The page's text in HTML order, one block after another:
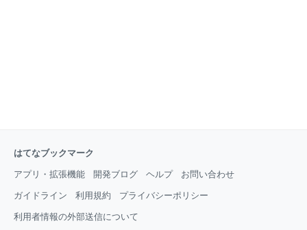
はてなブックマーク
アプリ・拡張機能 開発ブログ ヘルプ お問い合わせ
ガイドライン 利用規約 プライバシーポリシー
利用者情報の外部送信について